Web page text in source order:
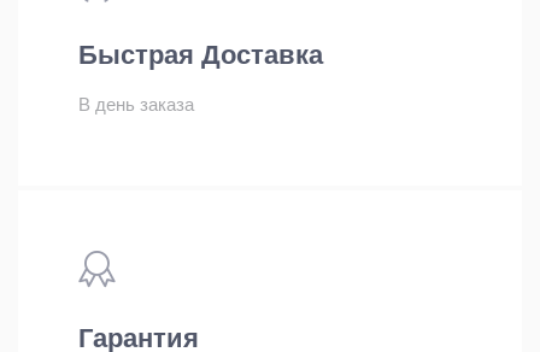
Быстрая Доставка
В день заказа
Гарантия